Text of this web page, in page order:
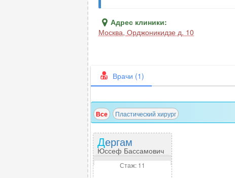
Адрес клиники:
Москва, Орджоникидзе д. 10
Врачи (1)
Все Пластический хирург
Дергам
Юссеф Бассамович
Стаж: 11